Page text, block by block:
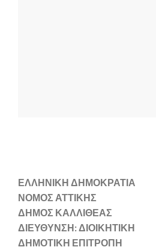
ΕΛΛΗΝΙΚΗ ΔΗΜΟΚΡΑΤΙΑ
ΝΟΜΟΣ ΑΤΤΙΚΗΣ
ΔΗΜΟΣ ΚΑΛΛΙΘΕΑΣ
ΔΙΕΥΘΥΝΣΗ: ΔΙΟΙΚΗΤΙΚΗ
ΔΗΜΟΤΙΚΗ ΕΠΙΤΡΟΠΗ